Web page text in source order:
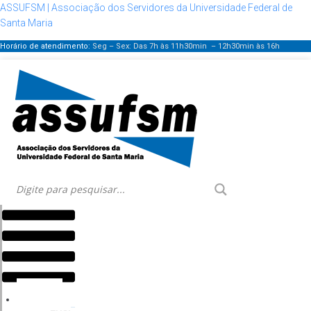
ASSUFSM | Associação dos Servidores da Universidade Federal de
Santa Maria
Horário de atendimento: Seg – Sex: Das 7h às 11h30min – 12h30min às 16h
Menu